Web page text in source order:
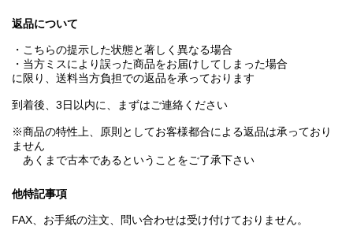
返品について
・こちらの提示した状態と著しく異なる場合
・当方ミスにより誤った商品をお届けしてしまった場合
に限り、送料当方負担での返品を承っております
到着後、3日以内に、まずはご連絡ください
※商品の特性上、原則としてお客様都合による返品は承っており
ません
あくまで古本であるということをご了承下さい
他特記事項
FAX、お手紙の注文、問い合わせは受け付けておりません。